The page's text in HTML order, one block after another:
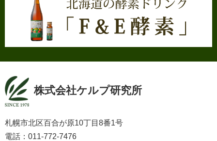
株式会社ケルプ研究所
札幌市北区百合が原10丁目8番1号
電話：011-772-7476